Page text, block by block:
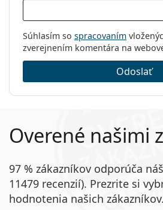
Súhlasím so spracovaním
zverejnením komentára na
Odoslať
Overené našimi
97 % zákazníkov odporúča
11479 recenzií). Prezrite si
hodnotenia našich zákazníkov.